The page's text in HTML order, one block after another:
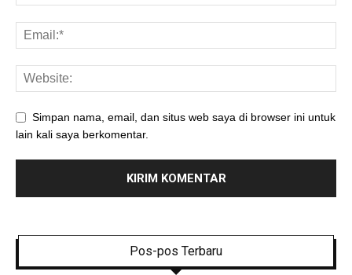
Simpan nama, email, dan situs web saya di browser ini untuk
lain kali saya berkomentar.
Pos-pos Terbaru